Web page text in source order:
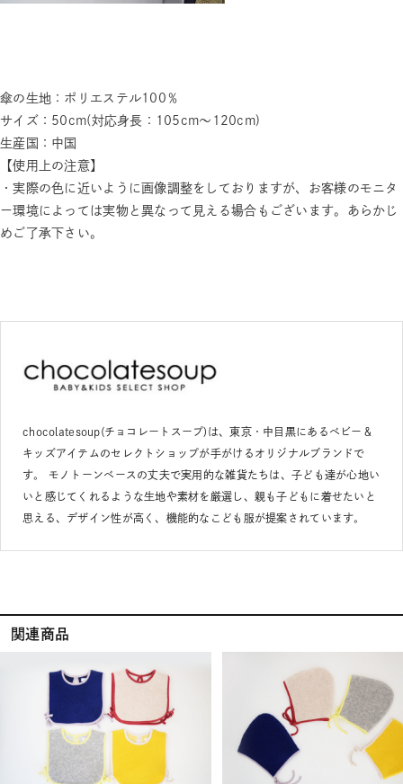
傘の生地：ポリエステル100％
サイズ：50cm(対応身長：105cm～120cm)
生産国：中国
【使用上の注意】
・実際の色に近いように画像調整をしておりますが、お客様のモニタ
ー環境によっては実物と異なって見える場合もございます。あらかじ
めご了承下さい。
chocolatesoup(チョコレートスープ)は、東京・中目黒にあるベビー＆
キッズアイテムのセレクトショップが手がけるオリジナルブランドで
す。 モノトーンベースの丈夫で実用的な雑貨たちは、子ども達が心地い
いと感じてくれるような生地や素材を厳選し、親も子どもに着せたいと
思える、デザイン性が高く、機能的なこども服が提案されています。
関連商品